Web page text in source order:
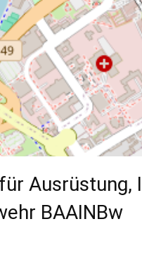
BAAINBw